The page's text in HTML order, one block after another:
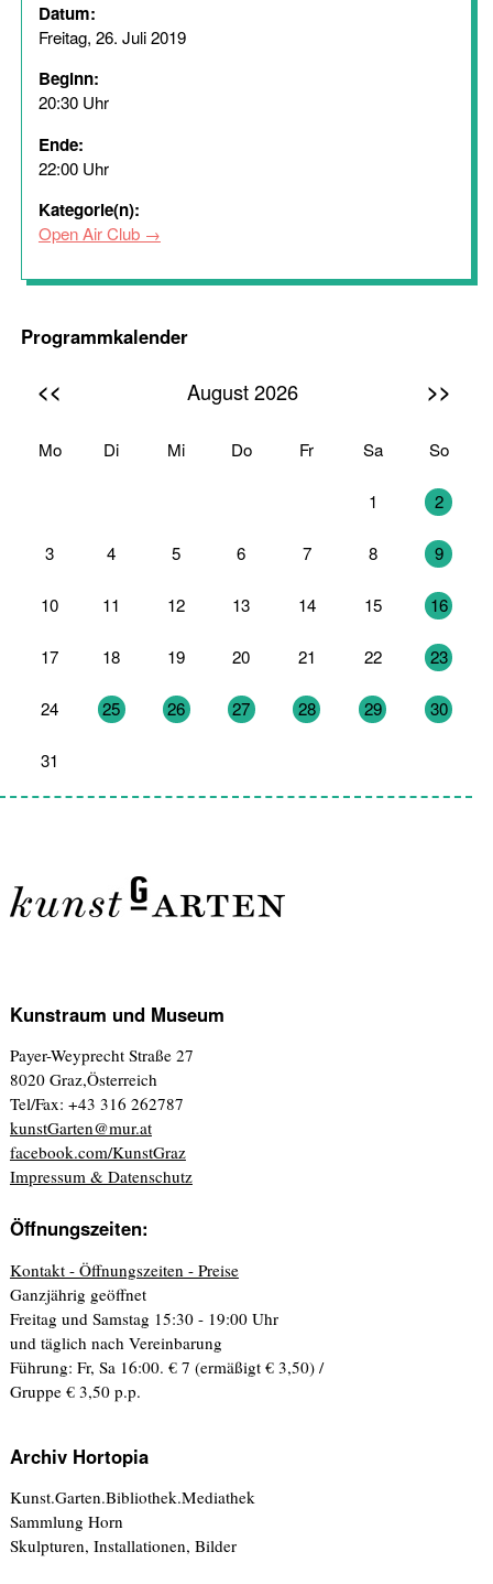
Datum:
Freitag, 26. Juli 2019
Beginn:
20:30 Uhr
Ende:
22:00 Uhr
Kategorie(n):
Open Air Club
Programmkalender
<< August 2026 >>
Mo Di Mi Do Fr Sa So
1 2
3 4 5 6 7 8 9
10 11 12 13 14 15 16
17 18 19 20 21 22 23
24 25 26 27 28 29 30
31
Kunstraum und Museum
Payer-Weyprecht Straße 27
8020 Graz,Österreich
Tel/Fax: +43 316 262787
kunstGarten@mur.at
facebook.com/KunstGraz
Impressum & Datenschutz
Öffnungszeiten:
Kontakt - Öffnungszeiten - Preise
Ganzjährig geöffnet
Freitag und Samstag 15:30 - 19:00 Uhr
und täglich nach Vereinbarung
Führung: Fr, Sa 16:00. € 7 (ermäßigt € 3,50) /
Gruppe € 3,50 p.p.
Archiv Hortopia
Kunst.Garten.Bibliothek.Mediathek
Sammlung Horn
Skulpturen, Installationen, Bilder